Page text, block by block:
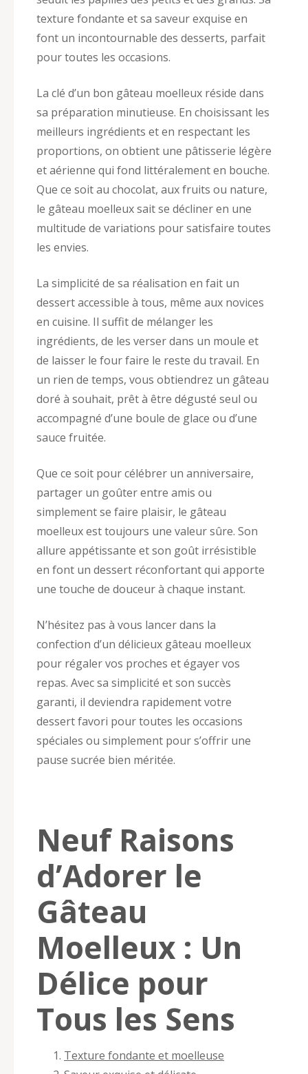
texture fondante et sa saveur exquise en
font un incontournable des desserts, parfait
pour toutes les occasions.
La clé d’un bon gâteau moelleux réside dans
sa préparation minutieuse. En choisissant les
meilleurs ingrédients et en respectant les
proportions, on obtient une pâtisserie légère
et aérienne qui fond littéralement en bouche.
Que ce soit au chocolat, aux fruits ou nature,
le gâteau moelleux sait se décliner en une
multitude de variations pour satisfaire toutes
les envies.
La simplicité de sa réalisation en fait un
dessert accessible à tous, même aux novices
en cuisine. Il suffit de mélanger les
ingrédients, de les verser dans un moule et
de laisser le four faire le reste du travail. En
un rien de temps, vous obtiendrez un gâteau
doré à souhait, prêt à être dégusté seul ou
accompagné d’une boule de glace ou d’une
sauce fruitée.
Que ce soit pour célébrer un anniversaire,
partager un goûter entre amis ou
simplement se faire plaisir, le gâteau
moelleux est toujours une valeur sûre. Son
allure appétissante et son goût irrésistible
en font un dessert réconfortant qui apporte
une touche de douceur à chaque instant.
N’hésitez pas à vous lancer dans la
confection d’un délicieux gâteau moelleux
pour régaler vos proches et égayer vos
repas. Avec sa simplicité et son succès
garanti, il deviendra rapidement votre
dessert favori pour toutes les occasions
spéciales ou simplement pour s’offrir une
pause sucrée bien méritée.
Neuf Raisons
d’Adorer le
Gâteau
Moelleux : Un
Délice pour
Tous les Sens
Texture fondante et moelleuse